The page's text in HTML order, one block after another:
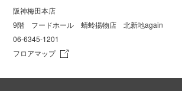
阪神梅田本店
9階 フードホール 蜻蛉揚物店 北新地again
06-6345-1201
フロアマップ